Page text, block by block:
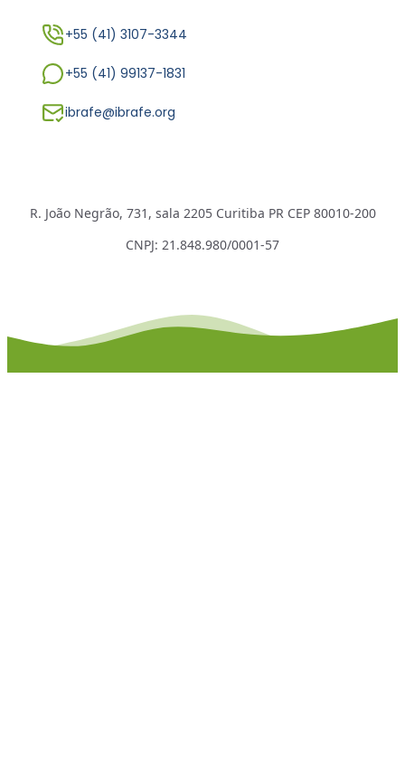
+55 (41) 3107-3344
+55 (41) 99137-1831
ibrafe@ibrafe.org
R. João Negrão, 731, sala 2205 Curitiba PR CEP 80010-200
CNPJ: 21.848.980/0001-57